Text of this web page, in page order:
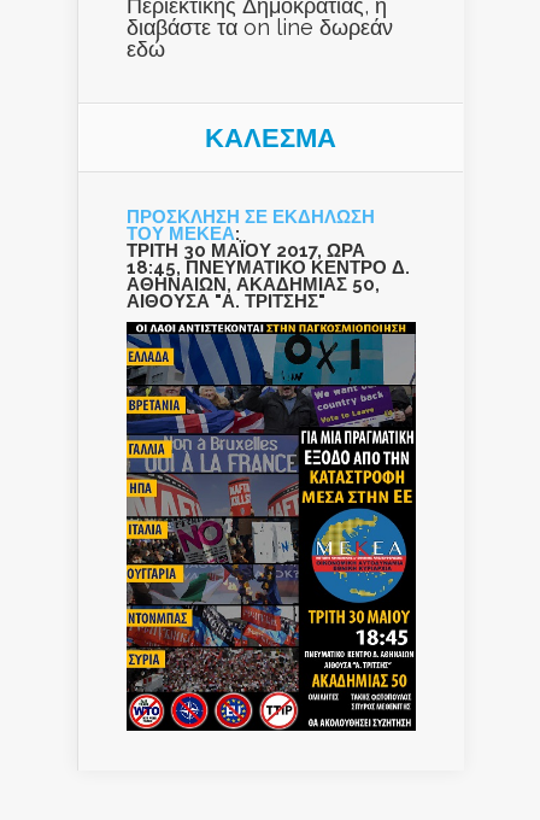
διαβάστε τα on line δωρεάν
εδώ
ΚΑΛΕΣΜΑ
ΠΡΟΣΚΛΗΣΗ ΣΕ ΕΚΔΗΛΩΣΗ
ΤΟΥ ΜΕΚΕΑ:
ΤΡΙΤΗ 30 ΜΑΪΟΥ 2017, ΩΡΑ
18:45, ΠΝΕΥΜΑΤΙΚΟ ΚΕΝΤΡΟ Δ.
ΑΘΗΝΑΙΩΝ, ΑΚΑΔΗΜΙΑΣ 50,
ΑΙΘΟΥΣΑ "Α. ΤΡΙΤΣΗΣ"